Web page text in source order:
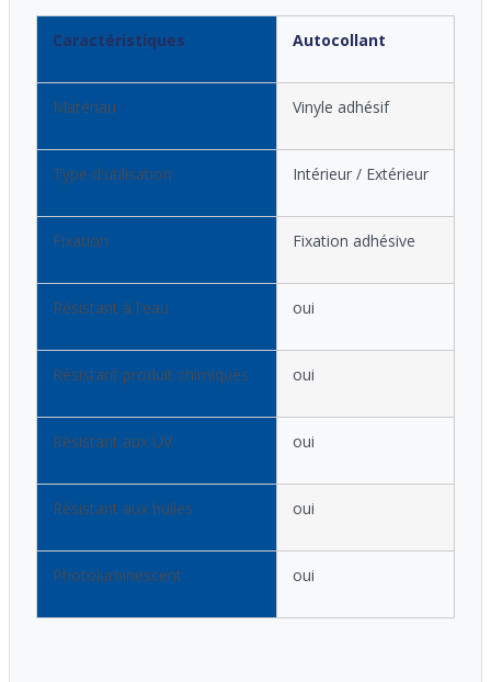
Caractéristiques Autocollant
Matériau Vinyle adhésif
Type d'utilisation Intérieur / Extérieur
Fixation Fixation adhésive
Résistant à l'eau oui
Résistant produit chimiques oui
Résistant aux UV oui
Résistant aux huiles oui
Photoluminescent oui